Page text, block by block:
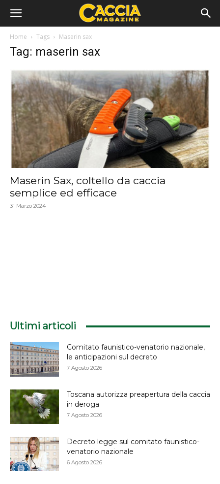
Home Tags Maserin sax
Tag: maserin sax
Maserin Sax, coltello da caccia
semplice ed efficace
31 Marzo 2024
Ultimi articoli
Comitato faunistico-venatorio nazionale,
le anticipazioni sul decreto
7 Agosto 2026
Toscana autorizza preapertura della caccia
in deroga
7 Agosto 2026
Decreto legge sul comitato faunistico-
venatorio nazionale
6 Agosto 2026